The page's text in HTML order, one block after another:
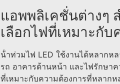
แอพพลิเคชั่นต่างๆ
เลือกไฟที่เหมาะกั
น้ําท่วมไฟ LED ใช้งานได้หลากห
รถ อาคารด้านหน้า และไฟรักษา
ที่เหมาะกับความต้องการที่หลาก